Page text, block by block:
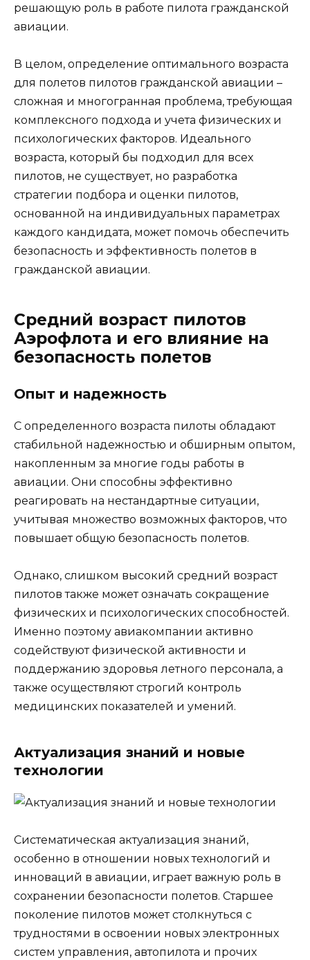
решающую роль в работе пилота гражданской
авиации.
В целом, определение оптимального возраста
для полетов пилотов гражданской авиации –
сложная и многогранная проблема, требующая
комплексного подхода и учета физических и
психологических факторов. Идеального
возраста, который бы подходил для всех
пилотов, не существует, но разработка
стратегии подбора и оценки пилотов,
основанной на индивидуальных параметрах
каждого кандидата, может помочь обеспечить
безопасность и эффективность полетов в
гражданской авиации.
Средний возраст пилотов
Аэрофлота и его влияние на
безопасность полетов
Опыт и надежность
С определенного возраста пилоты обладают
стабильной надежностью и обширным опытом,
накопленным за многие годы работы в
авиации. Они способны эффективно
реагировать на нестандартные ситуации,
учитывая множество возможных факторов, что
повышает общую безопасность полетов.
Однако, слишком высокий средний возраст
пилотов также может означать сокращение
физических и психологических способностей.
Именно поэтому авиакомпании активно
содействуют физической активности и
поддержанию здоровья летного персонала, а
также осуществляют строгий контроль
медицинских показателей и умений.
Актуализация знаний и новые
технологии
Систематическая актуализация знаний,
особенно в отношении новых технологий и
инноваций в авиации, играет важную роль в
сохранении безопасности полетов. Старшее
поколение пилотов может столкнуться с
трудностями в освоении новых электронных
систем управления, автопилота и прочих